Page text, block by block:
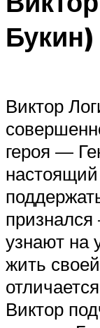
Букин)
Виктор
героя —
признался
узнают на
жить
Виктор